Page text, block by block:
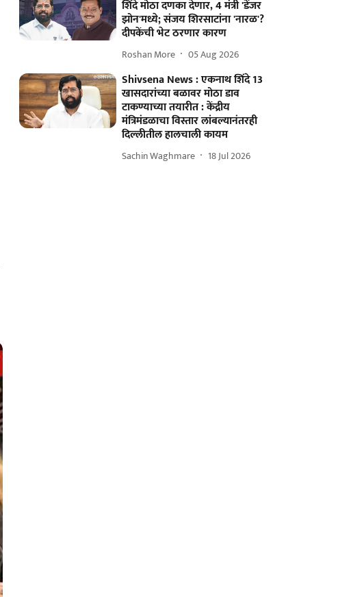
शिंदे मोठा दणका देणार, 4 मंत्री 'डेंजर
झोन'मध्ये; संजय शिरसाटांना 'नारळ'?
दीपकेंची भेट ठरणार कारण
Roshan More 05 Aug 2026
Shivsena News : एकनाथ शिंदे 13
खासदारांच्या बळावर मोठा डाव
टाकण्याच्या तयारीत : केंद्रीय
मंत्रिमंडळाचा विस्तार लांबल्यानंतरही
दिल्लीतील हालचाली कायम
Sachin Waghmare 18 Jul 2026